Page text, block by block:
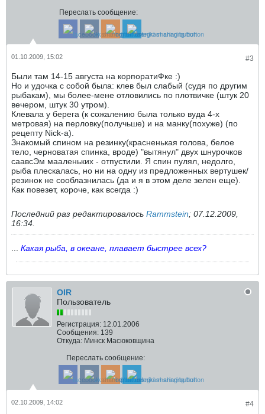
Переслать сообщение:
#3
01.10.2009, 15:02
Были там 14-15 августа на корпоратиФке :)
Но и удочка с собой была: клев был слабый (судя по другим
рыбакам), мы более-мене отловились по плотвичке (штук 20
вечером, штук 30 утром).
Клевала у берега (к сожалению была только вуда 4-х
метровая) на перловку(получьше) и на манку(похуже) (по
рецепту Nick-а).
Знакомый спином на резинку(красненькая голова, белое
тело, черноватая спинка, вроде) "вытянул" двух шнурочков
саавсЭм мааленьких - отпустили. Я спин пулял, недолго,
рыба плескалась, но ни на одну из предложенных вертушек/
резинок не сооблазнилась (да и я в этом деле зелен еще).
Как повезет, короче, как всегда :)
Последний раз редактировалось Rammstein; 07.12.2009,
16:34
Какая рыба, в океане, плавает быстрее всех?
OIR
Пользователь
Регистрация: 12.01.2006
Сообщения: 139
Откуда: Минск Масюковщина
Переслать сообщение:
#4
02.10.2009, 14:02